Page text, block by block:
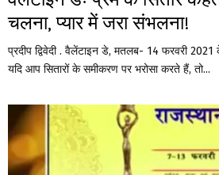
चलना, प्यार में जरा संभलना!
प्रदीप द्विवेदी . वैलेंटाइन डे, मतलब- 14 फरवरी
यदि आप सितारों के समीकरण पर भरोसा करते हैं, तो...